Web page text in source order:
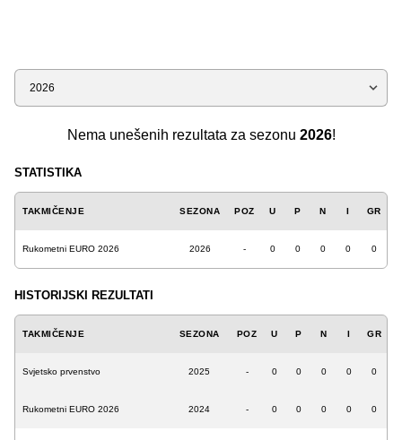
Sezona
Nema unešenih rezultata za sezonu 2026!
STATISTIKA
TAKMIČENJE SEZONA POZ U P N I GR
Rukometni EURO 2026 2026 - 0 0 0 0 0
HISTORIJSKI REZULTATI
TAKMIČENJE SEZONA POZ U P N I GR
Svjetsko prvenstvo 2025 - 0 0 0 0 0
Rukometni EURO 2026 2024 - 0 0 0 0 0